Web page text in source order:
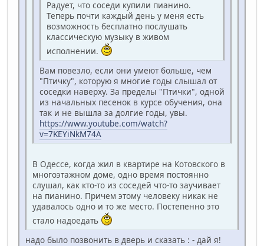
Радует, что соседи купили пианино.
Теперь почти каждый день у меня есть
возможность бесплатно послушать
классическую музыку в живом
исполнении.
Вам повезло, если они умеют больше, чем
"Птичку", которую я многие годы слышал от
соседки наверху. За пределы "Птички", одной
из начальных песенок в курсе обучения, она
так и не вышла за долгие годы, увы.
https://www.youtube.com/watch?
v=7KEYiNkM74A
В Одессе, когда жил в квартире на Котовского в
многоэтажном доме, одно время постоянно
слушал, как кто-то из соседей что-то заучивает
на пианино. Причем этому человеку никак не
удавалось одно и то же место. Постепенно это
стало надоедать
надо было позвонить в дверь и сказать : - дай я!